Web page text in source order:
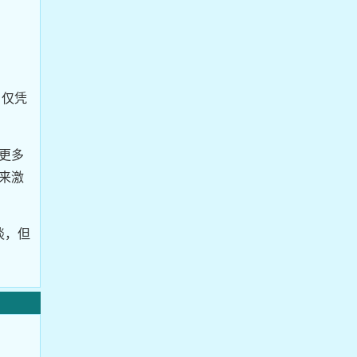
凭
多
激
，但